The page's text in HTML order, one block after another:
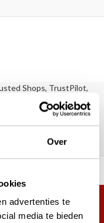
Over
advertenties te
media te bieden
Shops, TrustPilot,
aan het
zich al